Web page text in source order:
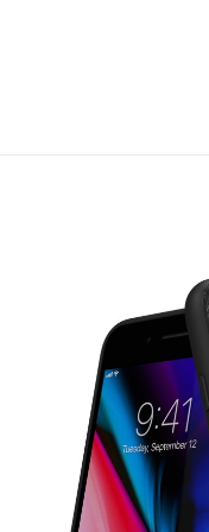
には、日本では珍